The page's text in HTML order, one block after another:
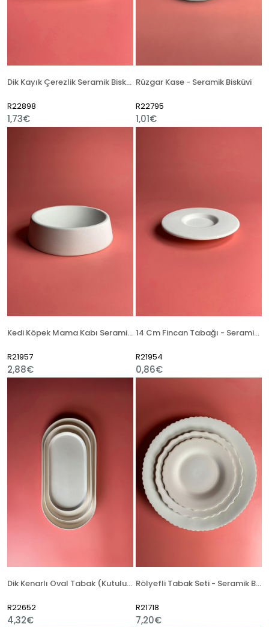
Dik Kayık Çerezlik Seramik Bisküvi
R22898
1,73€
Rüzgar Kase - Seramik Bisküvi
R22795
1,01€
Kedi Köpek Mama Kabı Seramik Bisküvi
R21957
2,88€
14 Cm Fincan Tabağı - Seramik Bisküvi
R21954
0,86€
Dik Kenarlı Oval Tabak (Kutulu) - Seramik Bisküvi
R22652
4,32€
Rölyefli Tabak Seti - Seramik Bisküvi
R21718
7,20€